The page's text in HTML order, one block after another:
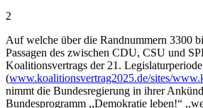
2
Auf welche über die Randnummern 3300
Passagen des zwischen CDU, CSU und
Koalitionsvertrags der 21. Legislaturperiode
(www.koalitionsvertrag2025.de/sites/
nimmt die Bundesregierung in ihrer
Bundesprogramm ,,Demokratie leben!“